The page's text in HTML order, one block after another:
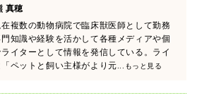
真穂
複数の動物病院で臨床獣医師として勤務
知識や経験を活かして各種メディアや個
ライターとして情報を発信している。ライ
ペットと飼い主様がより元 ...もっと見る